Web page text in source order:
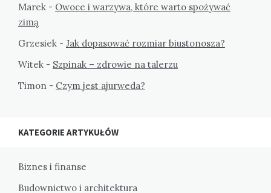
Marek - Owoce i warzywa, które warto spożywać
zimą
Grzesiek - Jak dopasować rozmiar biustonosza?
Witek - Szpinak – zdrowie na talerzu
Timon - Czym jest ajurweda?
KATEGORIE ARTYKUŁÓW
Biznes i finanse
Budownictwo i architektura